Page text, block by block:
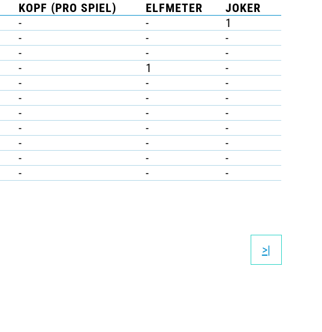
KOPF (PRO SPIEL) ELFMETER
JOKER
- -
1
- -
-
- -
-
- 1
-
- -
-
- -
-
- -
-
- -
-
- -
-
- -
-
- - -
>|